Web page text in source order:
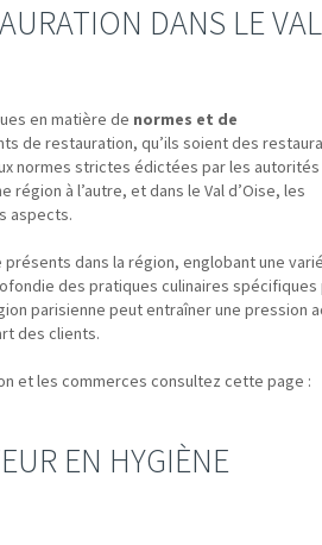
DANS LE VAL
en matière de normes et de
de restauration, qu’ils soient des
normes strictes édictées par les autorités
à l’autre, et dans le Val d’Oise, les
aspects.
dans la région, englobant une
des pratiques culinaires spécifiques
parisienne peut entraîner une pression
des clients.
et les commerces consultez cette page :
EN HYGIÈNE